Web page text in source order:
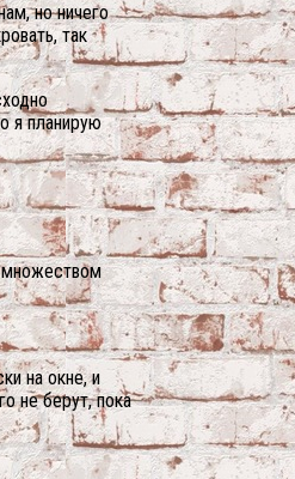
но ничего
так
я планирую
множеством
на окне, и
не берут, пока